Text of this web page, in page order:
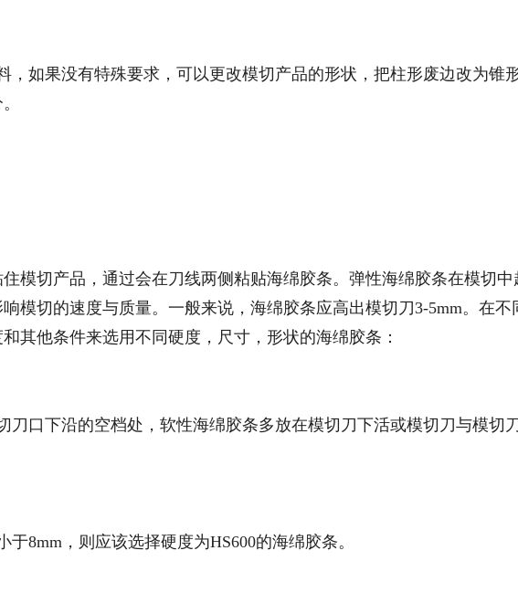
，如果没有特殊要求，可以更改模切产品的形状，把柱形废边改为锥
模切产品，通过会在刀线两侧粘贴海绵胶条。弹性海绵胶条在模切中
模切的速度与质量。一般来说，海绵胶条应高出模切刀3-5mm。在不
其他条件来选用不同硬度，尺寸，形状的海绵胶条：
刀口下沿的空档处，软性海绵胶条多放在模切刀下活或模切刀与模切
8mm，则应该选择硬度为HS600的海绵胶条。